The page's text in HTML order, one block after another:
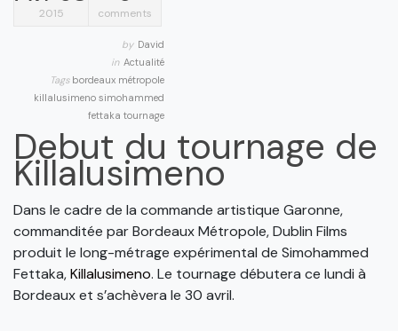
2015 comments
by David
in Actualité
Tags bordeaux métropole
killalusimeno simohammed
fettaka tournage
Debut du tournage de
Killalusimeno
Dans le cadre de la commande artistique Garonne,
commanditée par Bordeaux Métropole, Dublin Films
produit le long-métrage expérimental de Simohammed
Fettaka,Killalusimeno. Le tournage débutera ce lundi à
Bordeaux et s’achèvera le 30 avril.